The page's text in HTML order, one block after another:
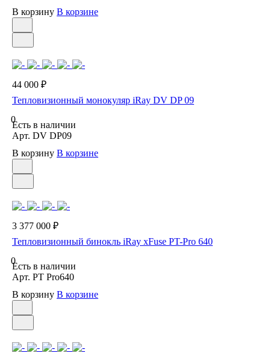
В корзину В корзине
44 000 ₽
Тепловизионный монокуляр iRay DV DP 09
0
Есть в наличии
Арт. DV DP09
В корзину В корзине
3 377 000 ₽
Тепловизионный бинокль iRay xFuse PT-Pro 640
0
Есть в наличии
Арт. PT Pro640
В корзину В корзине